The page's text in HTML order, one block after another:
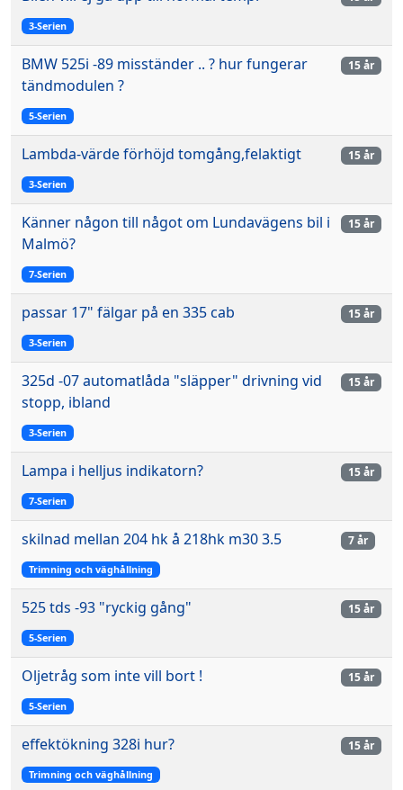
3-Serien
BMW 525i -89 misständer .. ? hur fungerar
tändmodulen ?
5-Serien
15 år
Lambda-värde förhöjd tomgång,felaktigt
3-Serien
15 år
Känner någon till något om Lundavägens bil i
Malmö?
7-Serien
15 år
passar 17" fälgar på en 335 cab
3-Serien
15 år
325d -07 automatlåda "släpper" drivning vid
stopp, ibland
3-Serien
15 år
Lampa i helljus indikatorn?
7-Serien
15 år
skilnad mellan 204 hk å 218hk m30 3.5
Trimning och väghållning
7 år
525 tds -93 "ryckig gång"
5-Serien
15 år
Oljetråg som inte vill bort !
5-Serien
15 år
effektökning 328i hur?
Trimning och väghållning
15 år